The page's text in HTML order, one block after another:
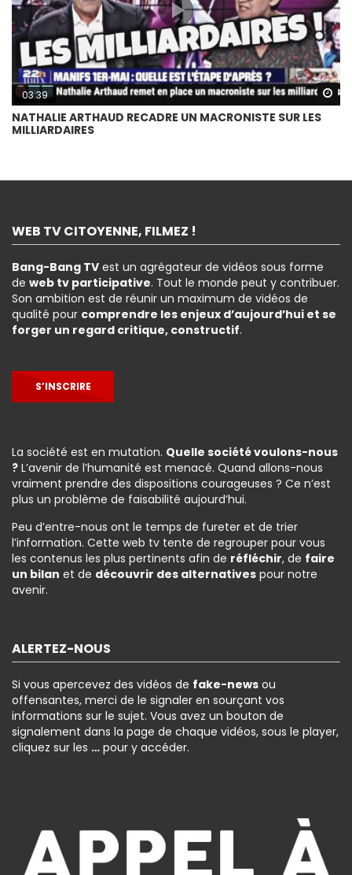
03:39
NATHALIE ARTHAUD RECADRE UN MACRONISTE SUR LES
MILLIARDAIRES
WEB TV CITOYENNE, FILMEZ !
Bang-Bang TV est un agrégateur de vidéos sous forme
de web tv participative. Tout le monde peut y contribuer.
Son ambition est de réunir un maximum de vidéos de
qualité pour comprendre les enjeux d’aujourd’hui et se
forger un regard critique, constructif.
S’INSCRIRE
La société est en mutation. Quelle société voulons-nous
? L’avenir de l’humanité est menacé. Quand allons-nous
vraiment prendre des dispositions courageuses ? Ce n’est
plus un problème de faisabilité aujourd’hui.
Peu d’entre-nous ont le temps de fureter et de trier
l’information. Cette web tv tente de regrouper pour vous
les contenus les plus pertinents afin de réfléchir, de faire
un bilan et de découvrir des alternatives pour notre
avenir.
ALERTEZ-NOUS
Si vous apercevez des vidéos de fake-news ou
offensantes, merci de le signaler en sourçant vos
informations sur le sujet. Vous avez un bouton de
signalement dans la page de chaque vidéos, sous le player,
cliquez sur les … pour y accéder.